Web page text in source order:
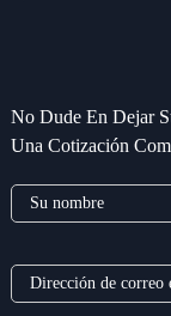
No Dude En Dejar
Una Cotización